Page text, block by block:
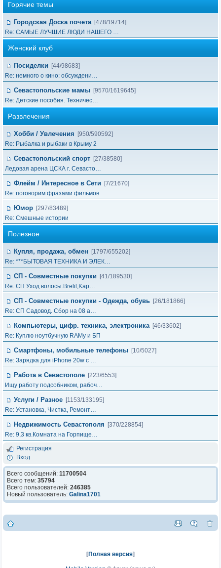
Горячие темы
Городская Доска почета [478/19714]
Re: САМЫЕ ЛУЧШИЕ ЛЮДИ НАШЕГО …
Женский клуб
Посиделки
[44/98683]
Re: немного о кино: обсуждени…
Севастопольские мамы [9570/1619645]
Re: Детские пособия. Техничес…
Развлечения
Хобби / Увлечения
[950/590592]
Re: Рыбалка и рыбаки в Крыму 2
Севастопольский спорт [27/38580]
Ледовая арена ЦСКА г. Севасто…
Флейм / Интересное в Cети
[7/21670]
Re: поговорим фразами фильмов
Юмор [297/83489]
Re: Смешные истории
Полезное
Купля, продажа, обмен
[1797/655202]
Re: ***БЫТОВАЯ ТЕХНИКА И ЭЛЕК…
СП - Совместные покупки
[41/189530]
Re: СП Уход волосы:Brelil,Kap…
СП - Совместные покупки - Одежда, обувь [26/181866]
Re: СП Садовод. Сбор на 08 а…
Компьютеры, цифр. техника, электроника [46/33602]
Re: Куплю ноутбучную RAMу и БП
Смартфоны, мобильные телефоны [10/5027]
Re: Зарядка для iPhone 20w с …
Работа в Севастополе [223/6553]
Ищу работу подсобником, рабоч…
Услуги / Разное [1153/133195]
Re: Установка, Чистка, Ремонт…
Недвижимость Севастополя
[370/228854]
Re: 9,3 кв.Комната на Горпище…
Регистрация
Вход
Всего сообщений: 11700504
Всего тем: 35794
Всего пользователей: 246385
Новый пользователь: Galina1701
[Полная версия]